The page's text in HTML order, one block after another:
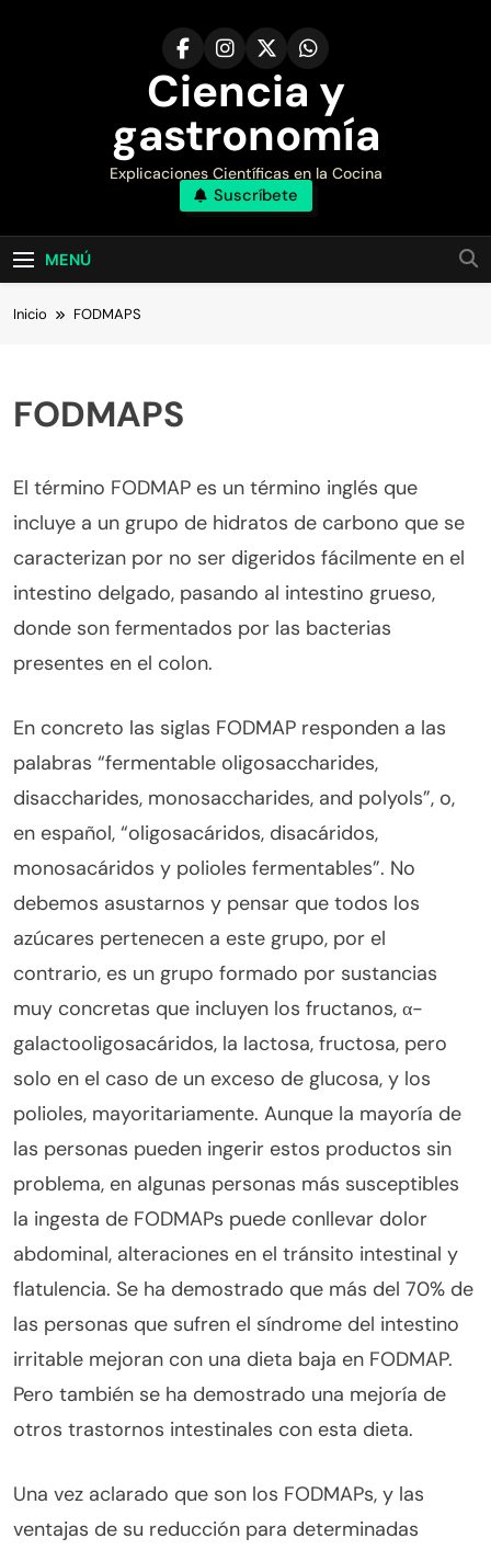
Ciencia y
gastronomía
Explicaciones Científicas en la Cocina
Suscríbete
MENÚ
Inicio FODMAPS
FODMAPS
El término FODMAP es un término inglés que
incluye a un grupo de hidratos de carbono que se
caracterizan por no ser digeridos fácilmente en el
intestino delgado, pasando al intestino grueso,
donde son fermentados por las bacterias
presentes en el colon.
En concreto las siglas FODMAP responden a las
palabras “fermentable oligosaccharides,
disaccharides, monosaccharides, and polyols”, o,
en español, “oligosacáridos, disacáridos,
monosacáridos y polioles fermentables”. No
debemos asustarnos y pensar que todos los
azúcares pertenecen a este grupo, por el
contrario, es un grupo formado por sustancias
muy concretas que incluyen los fructanos, α-
galactooligosacáridos, la lactosa, fructosa, pero
solo en el caso de un exceso de glucosa, y los
polioles, mayoritariamente. Aunque la mayoría de
las personas pueden ingerir estos productos sin
problema, en algunas personas más susceptibles
la ingesta de FODMAPs puede conllevar dolor
abdominal, alteraciones en el tránsito intestinal y
flatulencia. Se ha demostrado que más del 70% de
las personas que sufren el síndrome del intestino
irritable mejoran con una dieta baja en FODMAP.
Pero también se ha demostrado una mejoría de
otros trastornos intestinales con esta dieta.
Una vez aclarado que son los FODMAPs, y las
ventajas de su reducción para determinadas